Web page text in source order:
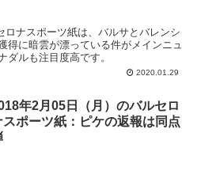
ロナスポーツ紙は、バルサとバレンシ
得に暗雲が漂っている件がメインニュ
ダルも注目度高です。
2020.01.29
年2月05日（月）のバルセロ
スポーツ紙：ピケの返報は同点